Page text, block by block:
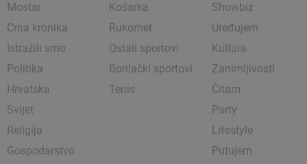
Mostar
Crna kronika
Istražili smo
Politika
Hrvatska
Svijet
Religija
Gospodarstvo
Košarka
Rukomet
Ostali sportovi
Borilački sportovi
Tenis
Showbiz
Uređujem
Kultura
Zanimljivosti
Čitam
Party
Lifestyle
Putujem